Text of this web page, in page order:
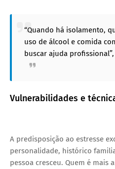
“Quando há isolamento,
uso de álcool e comida
buscar ajuda
Vulnerabilidades e
A predisposição ao estresse
personalidade, histórico
pessoa cresceu. Quem é mais